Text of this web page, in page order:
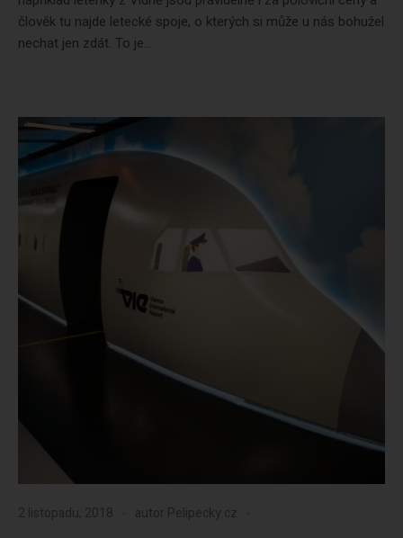
člověk tu najde letecké spoje, o kterých si může u nás bohužel
nechat jen zdát. To je...
2 listopadu, 2018 autor Pelipecky.cz